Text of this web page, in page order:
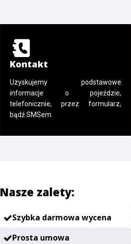
Kontakt
Uzyskujemy podstawowe
informacje o pojeździe,
telefonicznie, przez formularz,
bądź SMSem.
Nasze zalety:
Szybka darmowa wycena
Prosta umowa